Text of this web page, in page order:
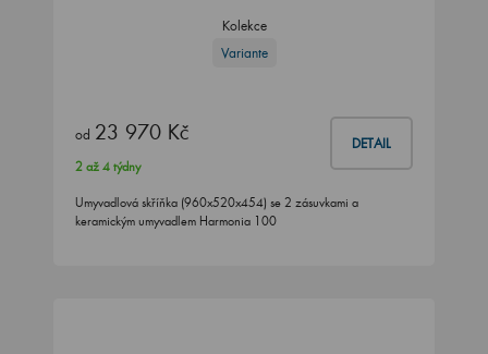
Kolekce
Variante
od 23 970 Kč DETAIL
2 až 4 týdny
Umyvadlová skříňka (960x520x454) se 2 zásuvkami a
keramickým umyvadlem Harmonia 100